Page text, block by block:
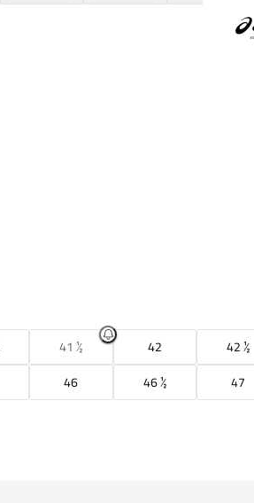
41 ½ 42
42 ½
46 46 ½
47